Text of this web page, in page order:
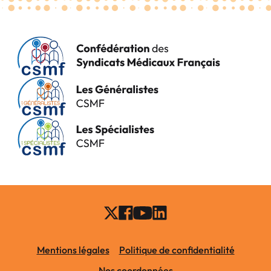
Mentions légales
Politique de confidentialité